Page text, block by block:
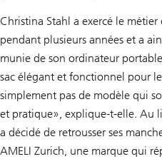
Christina Stahl a exercé le
pendant plusieurs années et a
munie de son ordinateur
sac élégant et fonctionnel pour
simplement pas de modèle qui
et pratique», explique-t-elle. Au
a décidé de retrousser ses
AMELI Zurich, une marque qui